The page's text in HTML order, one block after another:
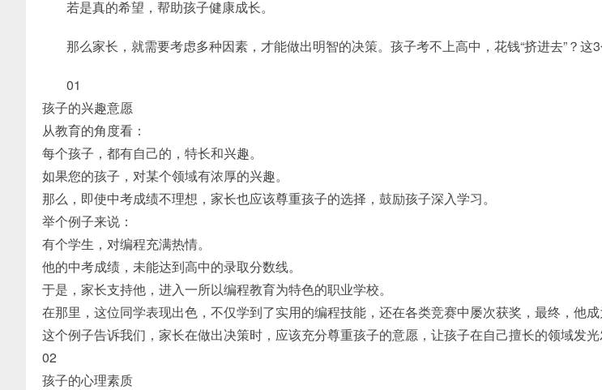
若是真的希望，帮助孩子健康成长。
那么家长，就需要考虑多种因素，才能做出明智的决策。孩子考不上高中，花钱“挤进去”？这3
01
孩子的兴趣意愿
从教育的角度看：
每个孩子，都有自己的，特长和兴趣。
如果您的孩子，对某个领域有浓厚的兴趣。
那么，即使中考成绩不理想，家长也应该尊重孩子的选择，鼓励孩子深入学习。
举个例子来说：
有个学生，对编程充满热情。
他的中考成绩，未能达到高中的录取分数线。
于是，家长支持他，进入一所以编程教育为特色的职业学校。
在那里，这位同学表现出色，不仅学到了实用的编程技能，还在各类竞赛中屡次获奖，最终，他成
这个例子告诉我们，家长在做出决策时，应该充分尊重孩子的意愿，让孩子在自己擅长的领域发光
02
孩子的心理素质